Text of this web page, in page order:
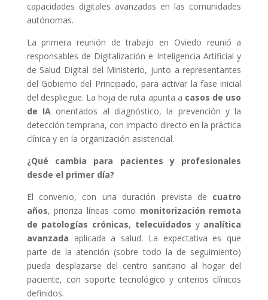
capacidades digitales avanzadas en las comunidades
autónomas.
La primera reunión de trabajo en Oviedo reunió a
responsables de Digitalización e Inteligencia Artificial y
de Salud Digital del Ministerio, junto a representantes
del Gobierno del Principado, para activar la fase inicial
del despliegue. La hoja de ruta apunta a casos de uso
de IA orientados al diagnóstico, la prevención y la
detección temprana, con impacto directo en la práctica
clínica y en la organización asistencial.
¿Qué cambia para pacientes y profesionales
desde el primer día?
El convenio, con una duración prevista de cuatro
años, prioriza líneas como monitorización remota
de patologías crónicas, telecuidados y analítica
avanzada aplicada a salud. La expectativa es que
parte de la atención (sobre todo la de seguimiento)
pueda desplazarse del centro sanitario al hogar del
paciente, con soporte tecnológico y criterios clínicos
definidos.